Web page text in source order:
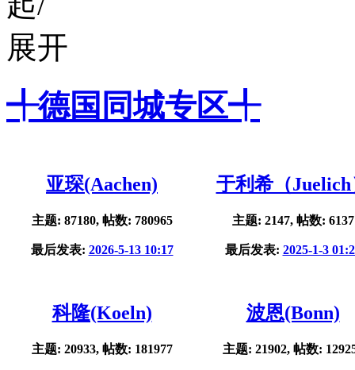
╃德国同城专区╃
亚琛(Aachen)
主题: 87180, 帖数: 780965
最后发表: 2026-5-13 10:17
于利希（Juelich
主题: 2147, 帖数: 6137
最后发表: 2025-1-3
科隆(Koeln)
主题: 20933, 帖数: 181977
波恩(Bonn)
主题: 21902, 帖数: